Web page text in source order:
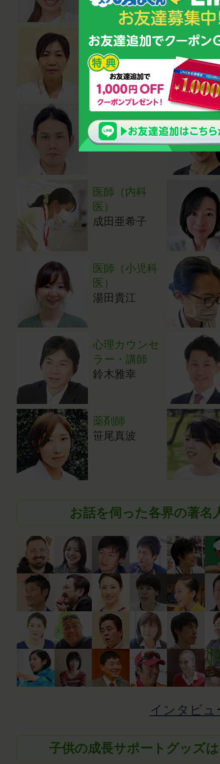
医学博士
小川登志子
熱中症対策ア
ドバイザー
岸本強資
医師（内科
医）
成田亜希子
医師（小児科
医）
湯田貴江
心理カウンセ
ラー・講師
鈴木雅幸
薬剤師
笹尾真波
お話を伺った各界の著名
インタビュ
子供の成長サポートグッズ